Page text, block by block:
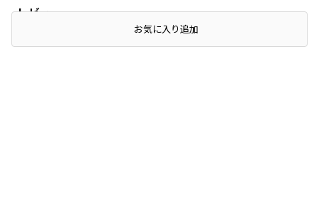
レビュー
お気に入り追加